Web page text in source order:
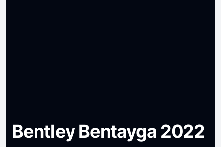
Bentley Bentayga 2022